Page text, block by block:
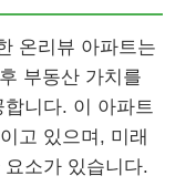
온리뷰 아파트는
부동산 가치를
니다. 이 아파트
고 있으며, 미래
소가 있습니다.